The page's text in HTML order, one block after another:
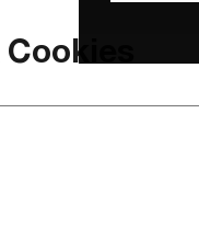
Karriere